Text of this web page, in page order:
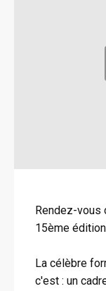
Rendez-vous
15ème
La célèbre
c'est : un